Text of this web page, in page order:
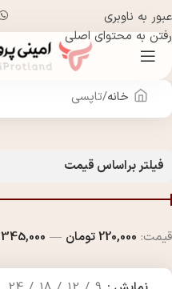
عبور به ناوبری
رفتن به محتوای اصلی
خانه تاپسی
فیلتر براساس قیمت
قيمت: 220,000 تومان — 345,000 تومان